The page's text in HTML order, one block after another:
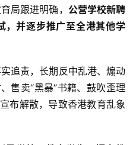
局跟进明确， 公营学校新聘
，并逐步推广至全港其他学
追责，长期反中乱港、煽动
售卖“黑暴”书籍、鼓吹歪理
布解散，导致香港教育乱象